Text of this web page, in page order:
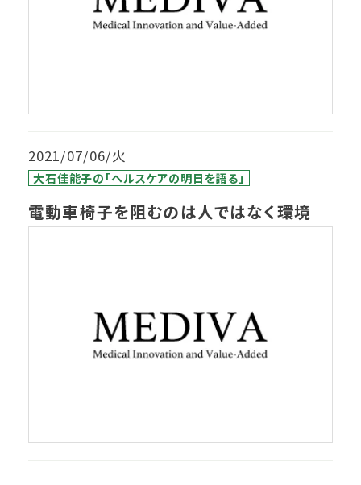
2021/07/06/火
大石佳能子の「ヘルスケアの明日を語る」
電動車椅子を阻むのは人ではなく環境